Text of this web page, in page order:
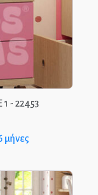
1 - 22453
μήνες